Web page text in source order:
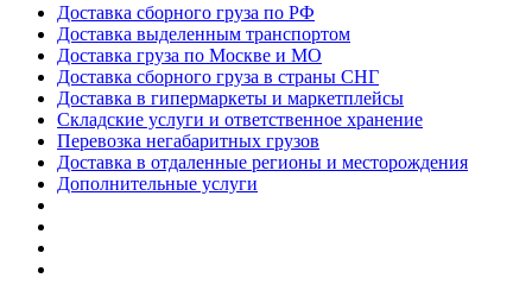
Доставка сборного груза по РФ
Доставка выделенным транспортом
Доставка груза по Москве и МО
Доставка сборного груза в страны СНГ
Доставка в гипермаркеты и маркетплейсы
Складские услуги и ответственное хранение
Перевозка негабаритных грузов
Доставка в отдаленные регионы и месторождения
Дополнительные услуги